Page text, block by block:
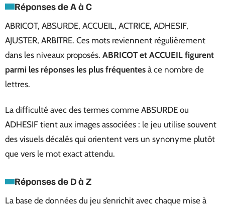
Réponses de A à C
ABRICOT, ABSURDE, ACCUEIL, ACTRICE, ADHESIF,
AJUSTER, ARBITRE. Ces mots reviennent régulièrement
dans les niveaux proposés. ABRICOT et ACCUEIL figurent
parmi les réponses les plus fréquentes à ce nombre de
lettres.
La difficulté avec des termes comme ABSURDE ou
ADHESIF tient aux images associées : le jeu utilise souvent
des visuels décalés qui orientent vers un synonyme plutôt
que vers le mot exact attendu.
Réponses de D à Z
La base de données du jeu s’enrichit avec chaque mise à